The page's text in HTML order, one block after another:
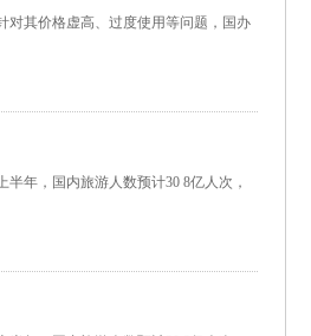
其价格虚高、过度使用等问题，国办
年，国内旅游人数预计30 8亿人次，